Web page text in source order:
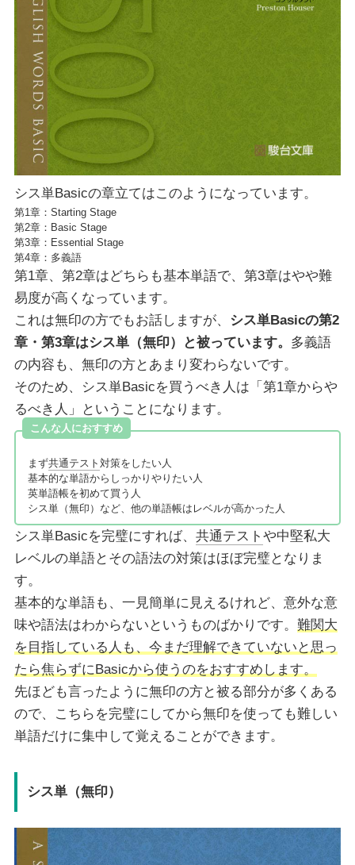
シス単Basicの章立てはこのようになっています。
第1章：Starting Stage
第2章：Basic Stage
第3章：Essential Stage
第4章：多義語
第1章、第2章はどちらも基本単語で、第3章はやや難
易度が高くなっています。
これは無印の方でもお話しますが、 シス単Basicの第2
章・第3章はシス単（無印）と被っています。 多義語
の内容も、無印の方とあまり変わらないです。
そのため、シス単Basicを買うべき人は「第1章からや
るべき人」ということになります。
こんな人におすすめ
まず共通テスト 対策をしたい人
基本的な単語からしっかりやりたい人
英単語帳を初めて買う人
シス単（無印）など、他の単語帳はレベルが高かった人
シス単Basicを完璧にすれば、 共通テスト や中堅私大
レベルの単語とその語法の対策はほぼ完璧となりま
す。
基本的な単語も、一見簡単に見えるけれど、意外な意
味や語法はわからないというものばかりです。 難関大
を目指している人も、今まだ理解できていないと思っ
たら焦らずにBasicから使うのをおすすめします。
先ほども言ったように無印の方と被る部分が多くある
ので、こちらを完璧にしてから無印を使っても難しい
単語だけに集中して覚えることができます。
シス単（無印）